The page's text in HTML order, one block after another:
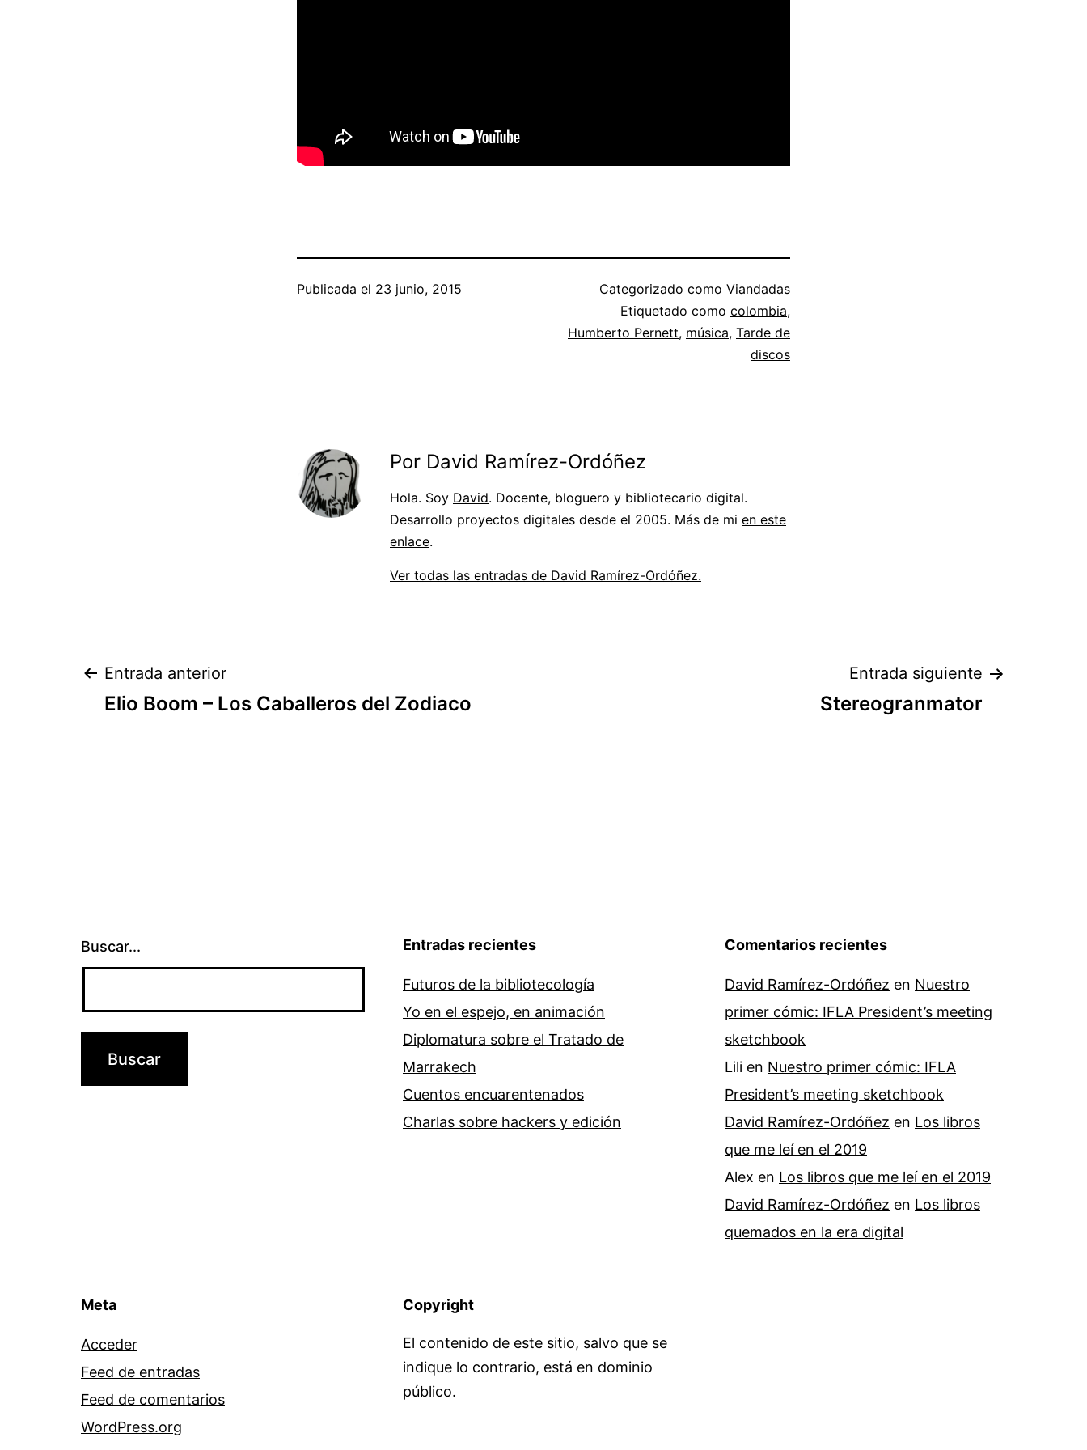
Publicada el 23 junio, 2015 Categorizado como Viandadas
Etiquetado como colombia,
Humberto Pernett, música, Tarde de
discos
Por David Ramírez-Ordóñez
Hola. Soy David. Docente, bloguero y bibliotecario digital.
Desarrollo proyectos digitales desde el 2005. Más de mi en este
enlace.
Ver todas las entradas de David Ramírez-Ordóñez.
Navegación
Entrada anterior
Elio Boom – Los Caballeros del Zodiaco
Entrada siguiente
Stereogranmator
Buscar... Entradas recientes
Futuros de la bibliotecología
Yo en el espejo, en animación
Diplomatura sobre el Tratado de
Marrakech
Cuentos encuarentenados
Charlas sobre hackers y edición
Comentarios recientes
David Ramírez-Ordóñez en Nuestro
primer cómic: IFLA President’s meeting
sketchbook
Lili en Nuestro primer cómic: IFLA
President’s meeting sketchbook
David Ramírez-Ordóñez en Los libros
que me leí en el 2019
Alex en Los libros que me leí en el 2019
David Ramírez-Ordóñez en Los libros
quemados en la era digital
Meta
Acceder
Feed de entradas
Feed de comentarios
WordPress.org
Copyright
El contenido de este sitio, salvo que se
indique lo contrario, está en dominio
público.